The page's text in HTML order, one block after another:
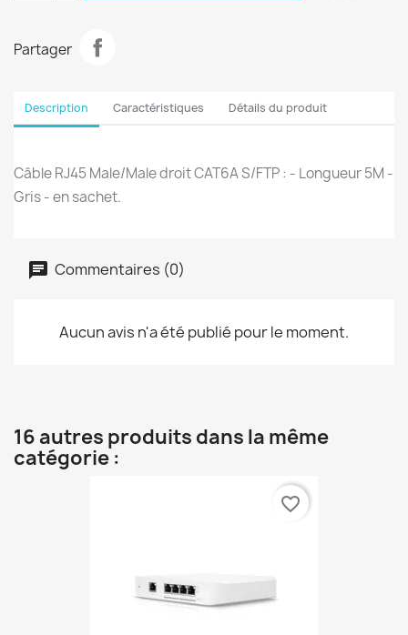
Partager
Description Caractéristiques Détails du produit
Câble RJ45 Male/Male droit CAT6A S/FTP : - Longueur 5M -
Gris - en sachet.
Commentaires (0)
Aucun avis n'a été publié pour le moment.
16 autres produits dans la même
catégorie :
favorite_border